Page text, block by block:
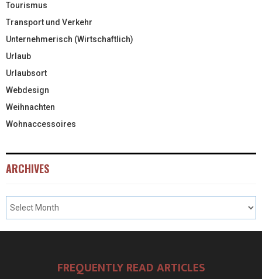
Tourismus
Transport und Verkehr
Unternehmerisch (Wirtschaftlich)
Urlaub
Urlaubsort
Webdesign
Weihnachten
Wohnaccessoires
ARCHIVES
FREQUENTLY READ ARTICLES